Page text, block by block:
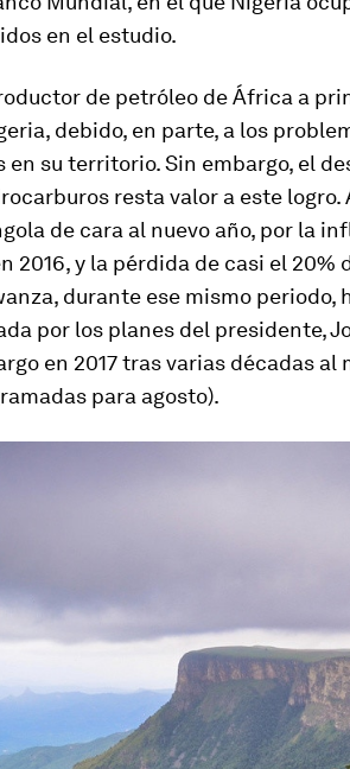
en el estudio.
de petróleo de África a
debido, en parte, a los
su territorio. Sin embargo, el
resta valor a este logro.
de cara al nuevo año, por la
2016, y la pérdida de casi el 20%
durante ese mismo periodo,
por los planes del presidente,
en 2017 tras varias décadas al
para agosto).